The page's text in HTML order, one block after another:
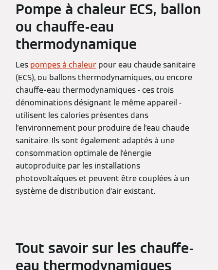
Pompe à chaleur ECS, ballon
ou chauffe-eau
thermodynamique
Les pompes à chaleur pour eau chaude sanitaire
(ECS), ou ballons thermodynamiques, ou encore
chauffe-eau thermodynamiques - ces trois
dénominations désignant le même appareil -
utilisent les calories présentes dans
l'environnement pour produire de l'eau chaude
sanitaire. Ils sont également adaptés à une
consommation optimale de l'énergie
autoproduite par les installations
photovoltaïques et peuvent être couplées à un
système de distribution d'air existant.
Tout savoir sur les chauffe-
eau thermodynamiques